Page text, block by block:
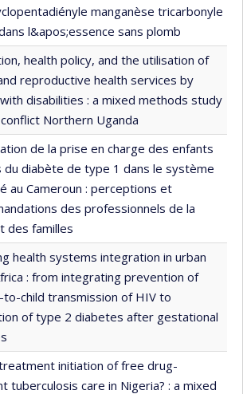
manganèse tricarbonyle
l&apos;essence sans plomb
health policy, and the utilisation of
reproductive health services by
disabilities : a mixed methods study
Northern Uganda
de la prise en charge des enfants
diabète de type 1 dans le système
au Cameroun : perceptions et
des professionnels de la
des familles
health systems integration in urban
: from integrating prevention of
child transmission of HIV to
of type 2 diabetes after gestational
initiation of free drug-
tuberculosis care in Nigeria? : a mixed